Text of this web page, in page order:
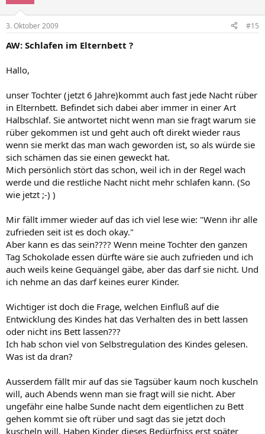
3. Oktober 2009 #15
AW: Schlafen im Elternbett ?
Hallo,
unser Tochter (jetzt 6 Jahre)kommt auch fast jede Nacht rüber
in Elternbett. Befindet sich dabei aber immer in einer Art
Halbschlaf. Sie antwortet nicht wenn man sie fragt warum sie
rüber gekommen ist und geht auch oft direkt wieder raus
wenn sie merkt das man wach geworden ist, so als würde sie
sich schämen das sie einen geweckt hat.
Mich persönlich stört das schon, weil ich in der Regel wach
werde und die restliche Nacht nicht mehr schlafen kann. (So
wie jetzt ;-) )
Mir fällt immer wieder auf das ich viel lese wie: "Wenn ihr alle
zufrieden seit ist es doch okay."
Aber kann es das sein???? Wenn meine Tochter den ganzen
Tag Schokolade essen dürfte wäre sie auch zufrieden und ich
auch weils keine Gequängel gäbe, aber das darf sie nicht. Und
ich nehme an das darf keines eurer Kinder.
Wichtiger ist doch die Frage, welchen Einfluß auf die
Entwicklung des Kindes hat das Verhalten des in bett lassen
oder nicht ins Bett lassen???
Ich hab schon viel von Selbstregulation des Kindes gelesen.
Was ist da dran?
Ausserdem fällt mir auf das sie Tagsüber kaum noch kuscheln
will, auch Abends wenn man sie fragt will sie nicht. Aber
ungefähr eine halbe Sunde nacht dem eigentlichen zu Bett
gehen kommt sie oft rüber und sagt das sie jetzt doch
kuscheln will. Haben Kinder dieses Bedürfniss erst später